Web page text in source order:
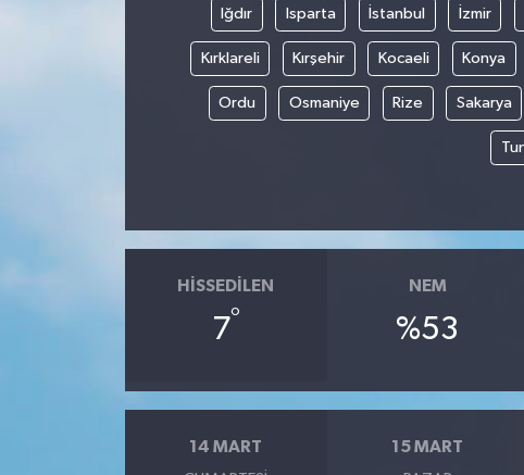
Iğdır Isparta İstanbul İzmir
Kırklareli Kırşehir Kocaeli Konya
Ordu Osmaniye Rize Sakarya
HISSEDILEN
7°
NEM
%53
14 MART 15 MART